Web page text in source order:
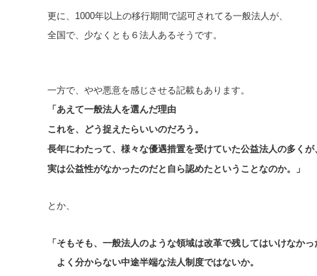
更に、1000年以上の移行期間で認可されてる一般法人が、
全国で、少なくとも６法人あるそうです。
一方で、やや悪意を感じさせる記載もあります。
「あえて一般法人を選んだ理由
これを、どう捉えたらいいのだろう。
長年にわたって、様々な優遇措置を受けていた公益法人の多くが
実は公益性がなかったのだと自ら認めたということなのか。」
とか、
「そもそも、一般法人のような領域は改革で残してはいけなかっ
よく分からない中途半端な法人制度ではないか。